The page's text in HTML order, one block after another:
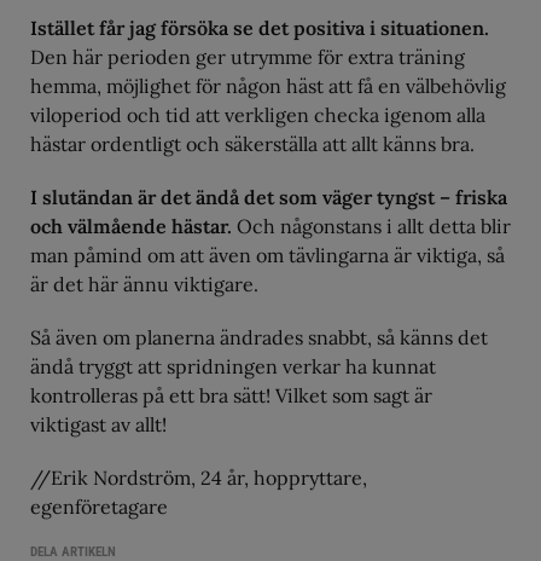
Istället får jag försöka se det positiva i situationen.
Den här perioden ger utrymme för extra träning
hemma, möjlighet för någon häst att få en välbehövlig
viloperiod och tid att verkligen checka igenom alla
hästar ordentligt och säkerställa att allt känns bra.
I slutändan är det ändå det som väger tyngst – friska
och välmående hästar. Och någonstans i allt detta blir
man påmind om att även om tävlingarna är viktiga, så
är det här ännu viktigare.
Så även om planerna ändrades snabbt, så känns det
ändå tryggt att spridningen verkar ha kunnat
kontrolleras på ett bra sätt! Vilket som sagt är
viktigast av allt!
//Erik Nordström, 24 år, hoppryttare,
egenföretagare
DELA ARTIKELN